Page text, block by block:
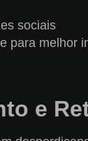
sociais
para melhor
e